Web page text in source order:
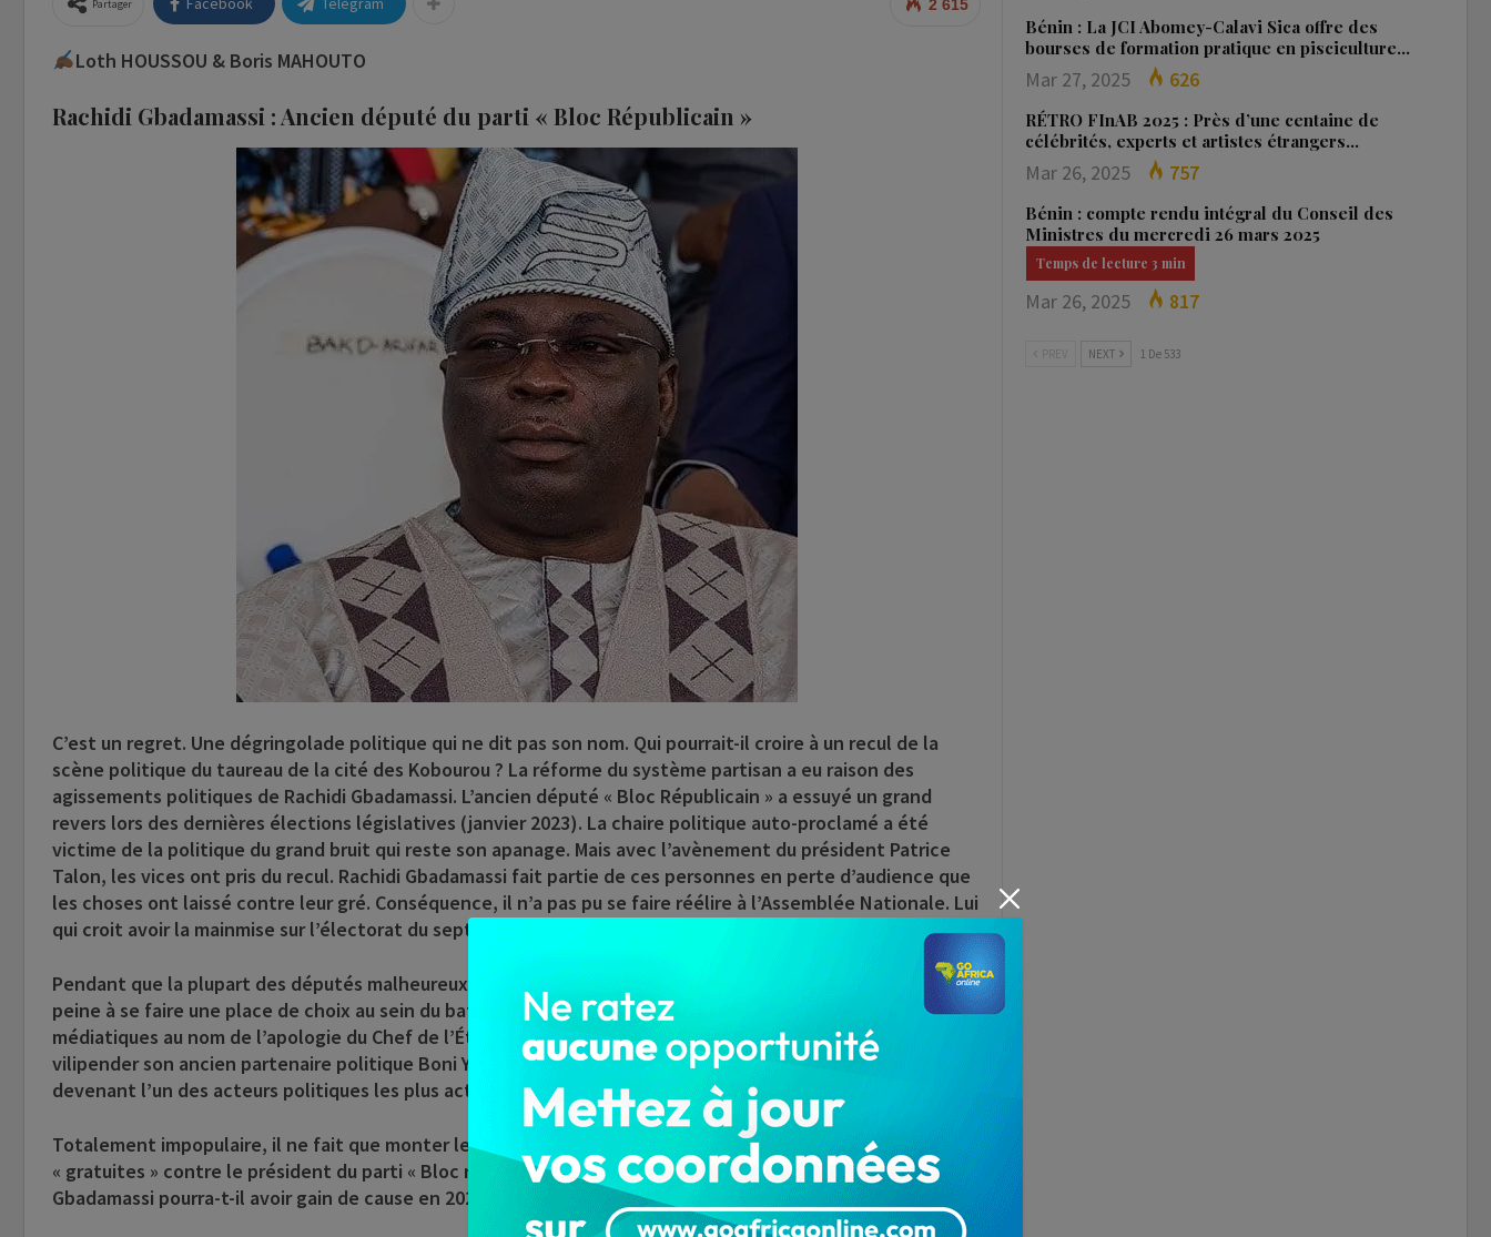
2 615
Partager
Loth HOUSSOU & Boris MAHOUTO
Rachidi Gbadamassi : Ancien député du parti « Bloc Républicain »
C’est un regret. Une dégringolade politique qui ne dit pas son nom. Qui pourrait-il croire à un recul de la
scène politique du taureau de la cité des Kobourou ? La réforme du système partisan a eu raison des
agissements politiques de Rachidi Gbadamassi. L’ancien député « Bloc Républicain » a essuyé un grand
revers lors des dernières élections législatives (janvier 2023). La chaire politique auto-proclamé a été
victime de la politique du grand bruit qui reste son apanage. Mais avec l’avènement du président Patrice
Talon, les vices ont pris du recul. Rachidi Gbadamassi fait partie de ces personnes en perte d’audience que
les choses ont laissé contre leur gré. Conséquence, il n’a pas pu se faire réélire à l’Assemblée Nationale. Lui
qui croit avoir la mainmise sur l’électorat du septentrion, et précisément de Parakou, .
Pendant que la plupart des députés malheureux de la 8è législature ont été recasés, Rachidi Gbadamassi
peine à se faire une place de choix au sein du bateau de la Rupture. Depuis avril 2023, il multiplie les sorties
médiatiques au nom de l’apologie du Chef de l’État, sans visiblement accrocher Patrice Talon. Il va jusqu’à
vilipender son ancien partenaire politique Boni Yayi avec qui il a composé durant une décennie, en
devenant l’un des acteurs politiques les plus actifs de l’année, mais sans aucune retombée escomptée.
Totalement impopulaire, il ne fait que monter les enchères pour s’offrir une audience. On a vu ses cabales
« gratuites » contre le président du parti « Bloc républicain », Abdoulaye Bio Tchané. Finalement, Rachidi
Gbadamassi pourra-t-il avoir gain de cause en 2024 ? On attend de voir.
Bénin : La JCI Abomey-Calavi Sica offre des
bourses de formation pratique en pisciculture…
Mar 27, 2025 626
RÉTRO FInAB 2025 : Près d’une centaine de
célébrités, experts et artistes étrangers…
Mar 26, 2025 757
Bénin : compte rendu intégral du Conseil des
Ministres du mercredi 26 mars 2025
Mar 26, 2025 817
NEXT 1 De 533